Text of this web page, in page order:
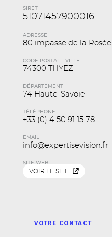
SIRET
51071457900016
ADRESSE
80 impasse de la Rosée
CODE POSTAL - VILLE
74300 THYEZ
DÉPARTEMENT
74 Haute-Savoie
TÉLÉPHONE
+33 (0) 4 50 91 15 78
EMAIL
info@expertisevision.fr
SITE WEB
VOIR LE SITE
VOTRE CONTACT